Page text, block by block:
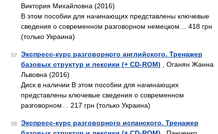
Виктория Михайловна (2016)
В этом пособии для начинающих представлены ключевые
сведения о современном разговорном немецком… 418 грн
(только Украина)
57
Экспресс-курс разговорного английского. Тренажер
базовых структур и лексики (+ CD-ROM) , Оганян Жанна
Львовна (2016)
Диск в наличии В этом пособии для начинающих
представлены ключевые сведения о современном
разговорном… 217 грн (только Украина)
58
Экспресс-курс разговорного испанского. Тренажер